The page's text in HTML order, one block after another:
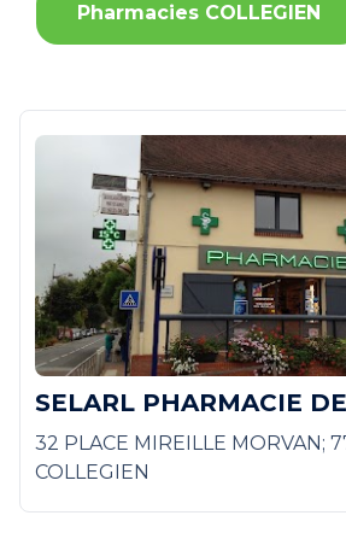
Pharmacies COLLEGIEN
SELARL PHARMACIE
32 PLACE MIREILLE MORVAN;
COLLEGIEN